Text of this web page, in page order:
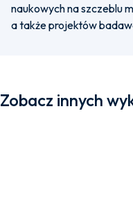
naukowych na szczeblu
a także projektów
Zobacz innych